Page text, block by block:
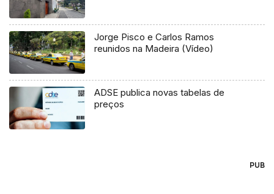
Jorge Pisco e Carlos Ramos
reunidos na Madeira (Vídeo)
ADSE publica novas tabelas de
preços
PUB